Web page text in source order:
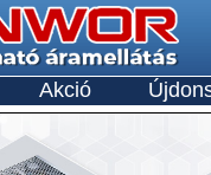
Akció